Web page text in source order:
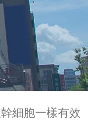
細胞一樣有效